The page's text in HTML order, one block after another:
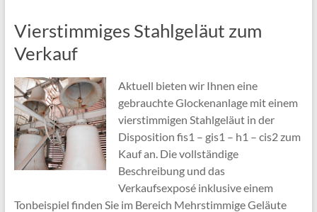
Vierstimmiges Stahlgeläut zum
Verkauf
Aktuell bieten wir Ihnen eine
gebrauchte Glockenanlage mit einem
vierstimmigen Stahlgeläut in der
Disposition fis1 – gis1 – h1 – cis2 zum
Kauf an. Die vollständige
Beschreibung und das
Verkaufsexposé inklusive einem
Tonbeispiel finden Sie im Bereich Mehrstimmige Geläute